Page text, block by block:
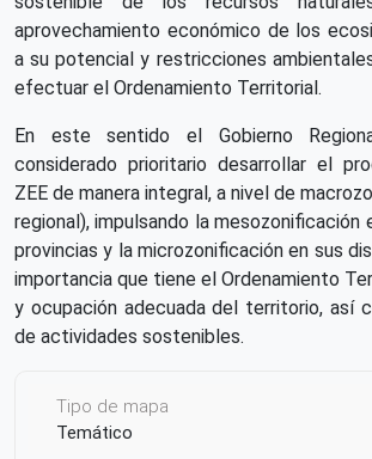
aprovechamiento económico de los
a su potencial y restricciones
efectuar el Ordenamiento Territorial.
En este sentido el Gobierno
considerado prioritario desarrollar el
ZEE de manera integral, a nivel de
regional), impulsando la mesozonificación
provincias y la microzonificación en sus
importancia que tiene el Ordenamiento
y ocupación adecuada del territorio, así
de actividades sostenibles.
Tipo de mapa
Temático